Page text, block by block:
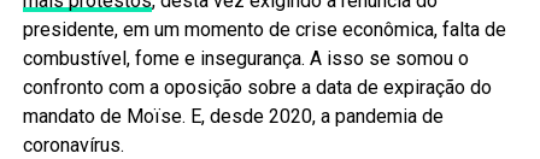
presidente, em um momento de crise econômica, falta de
combustível, fome e insegurança. A isso se somou o
confronto com a oposição sobre a data de expiração do
mandato de Moïse. E, desde 2020, a pandemia de
coronavírus.